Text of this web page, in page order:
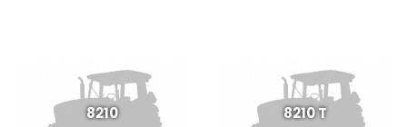
8210 8210 T